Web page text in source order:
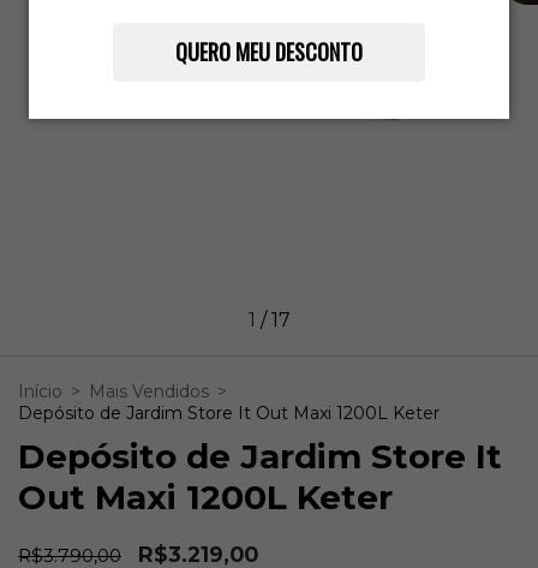
QUERO MEU DESCONTO
1 /17
Início > Mais Vendidos >
Depósito de Jardim Store It Out Maxi 1200L Keter
Depósito de Jardim Store It
Out Maxi 1200L Keter
R$3.790,00 R$3.219,00